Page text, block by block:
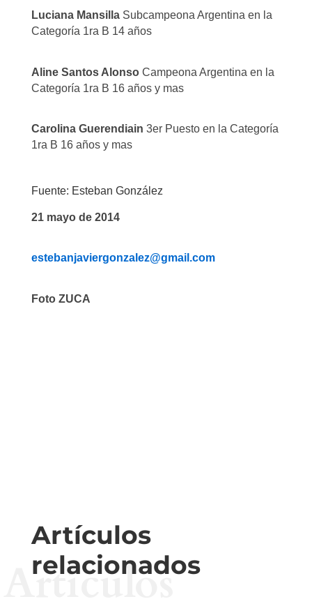
Luciana MansillaSubcampeona Argentina en la
Categoría 1ra B 14 años
Aline Santos AlonsoCampeona Argentina en la
Categoría 1ra B 16 años y mas
Carolina Guerendiain 3er Puesto en la Categoría
1ra B 16 años y mas
Fuente: Esteban González
21 mayo de 2014
estebanjaviergonzalez@gmail.com
Foto ZUCA
Artículos
relacionados
Artículos